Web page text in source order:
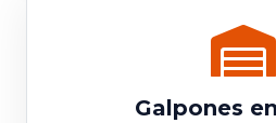
Galpones